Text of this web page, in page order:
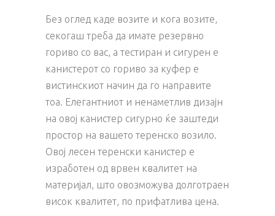
Без оглед каде возите и кога возите,
секогаш треба да имате резервно
гориво со вас, а тестиран и сигурен е
канистерот со гориво за куфер е
вистинскиот начин да го направите
тоа. Елегантниот и ненаметлив дизајн
на овој канистер сигурно ќе заштеди
простор на вашето теренско возило.
Овој лесен теренски канистер е
изработен од врвен квалитет на
материјал, што овозможува долготраен
висок квалитет, по прифатлива цена.